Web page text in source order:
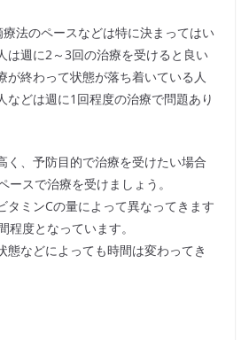
法のペースなどは特に決まってはい
は週に2～3回の治療を受けると良い
が終わって状態が落ち着いている人
などは週に1回程度の治療で問題あり
く、予防目的で治療を受けたい場合
ースで治療を受けましょう。
タミンCの量によって異なってきます
度となっています。
態などによっても時間は変わってき